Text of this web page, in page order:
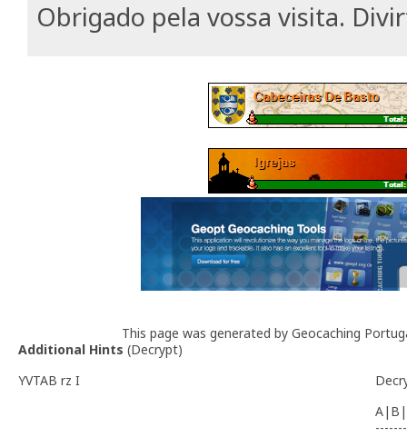
Obrigado pela vossa visita.
This page was generated by Geocaching
Additional Hints (Decrypt)
YVTAB rz I